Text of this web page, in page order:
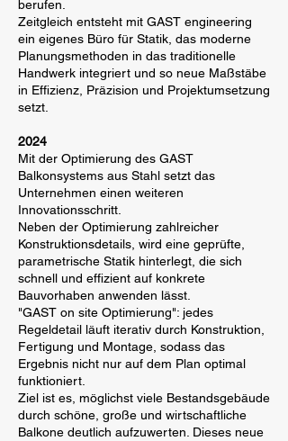
berufen.
Zeitgleich entsteht mit GAST engineering
ein eigenes Büro für Statik, das moderne
Planungsmethoden in das traditionelle
Handwerk integriert und so neue Maßstäbe
in Effizienz, Präzision und Projektumsetzung
setzt.
2024
Mit der Optimierung des GAST
Balkonsystems aus Stahl setzt das
Unternehmen einen weiteren
Innovationsschritt.
Neben der Optimierung zahlreicher
Konstruktionsdetails, wird eine geprüfte,
parametrische Statik hinterlegt, die sich
schnell und effizient auf konkrete
Bauvorhaben anwenden lässt.
"GAST on site Optimierung": jedes
Regeldetail läuft iterativ durch Konstruktion,
Fertigung und Montage, sodass das
Ergebnis nicht nur auf dem Plan optimal
funktioniert.
Ziel ist es, möglichst viele Bestandsgebäude
durch schöne, große und wirtschaftliche
Balkone deutlich aufzuwerten. Dieses neue